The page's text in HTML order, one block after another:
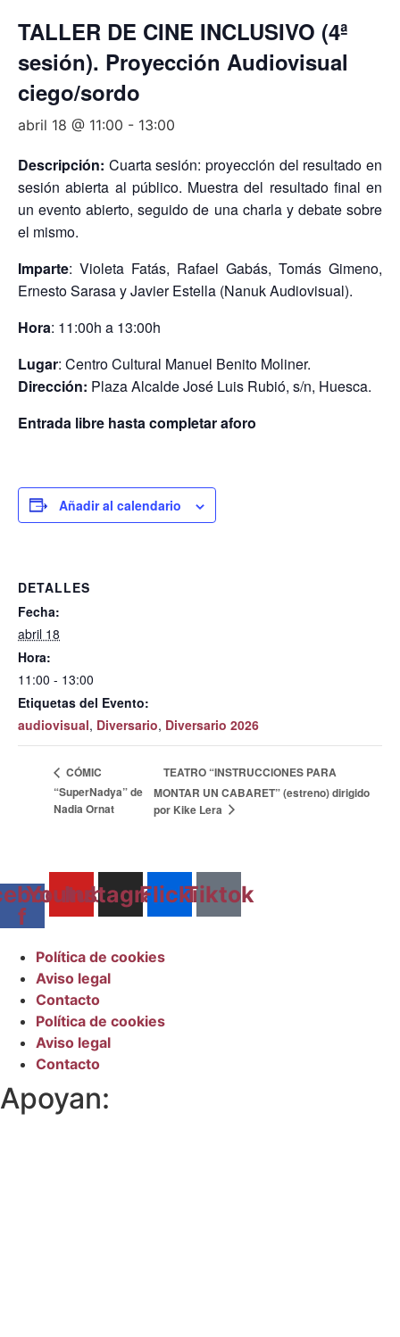
TALLER DE CINE INCLUSIVO (4ª
sesión). Proyección Audiovisual
ciego/sordo
abril 18 @ 11:00 - 13:00
Descripción: Cuarta sesión: proyección del resultado en
sesión abierta al público. Muestra del resultado final en
un evento abierto, seguido de una charla y debate sobre
el mismo.
Imparte: Violeta Fatás, Rafael Gabás, Tomás Gimeno,
Ernesto Sarasa y Javier Estella (Nanuk Audiovisual).
Hora: 11:00h a 13:00h
Lugar: Centro Cultural Manuel Benito Moliner.
Dirección: Plaza Alcalde José Luis Rubió, s/n, Huesca.
Entrada libre hasta completar aforo
Añadir al calendario
DETALLES
Fecha:
abril 18
Hora:
11:00 - 13:00
Etiquetas del Evento:
audiovisual, Diversario, Diversario 2026
CÓMIC
“SuperNadya” de
Nadia Ornat
TEATRO “INSTRUCCIONES PARA
MONTAR UN CABARET” (estreno) dirigido
por Kike Lera
f
Youtube
Instagram
FlickrTiktok
Política de cookies
Aviso legal
Contacto
Política de cookies
Aviso legal
Contacto
Apoyan: